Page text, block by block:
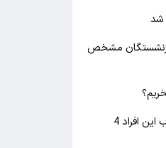
شد
مشخص
خبر مهم برای سرپرستان خانوار / حساب این افراد 4